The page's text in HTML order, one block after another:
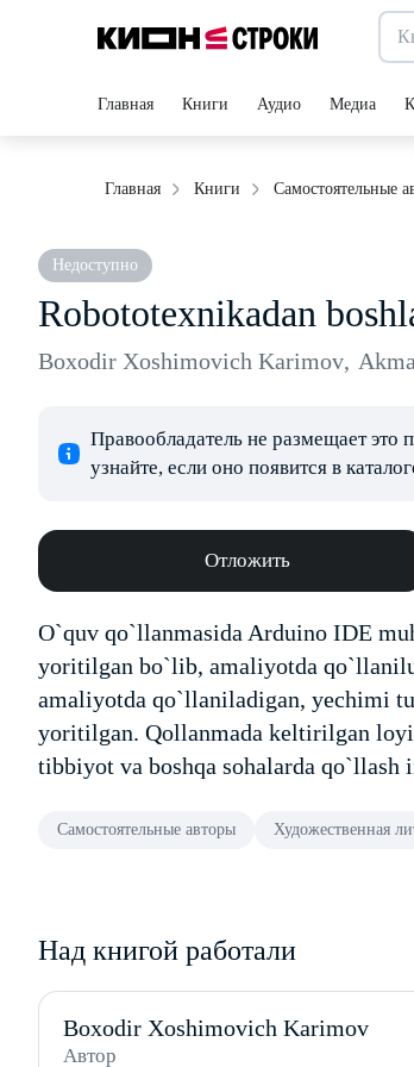
Главная Книги Аудио Медиа
Главная Книги Самостоятельные
Недоступно
Robototexnikadan
Boxodir Xoshimovich Karimov,
Правообладатель не размещает это
узнайте, если оно появится в
Отложить
O`quv qo`llanmasida Arduino IDE
yoritilgan bo`lib, amaliyotda
amaliyotda qo`llaniladigan, yechimi
yoritilgan. Qollanmada keltirilgan
tibbiyot va boshqa sohalarda
Самостоятельные авторы Художественная
Над книгой работали
Boxodir Xoshimovich Karimov
Автор